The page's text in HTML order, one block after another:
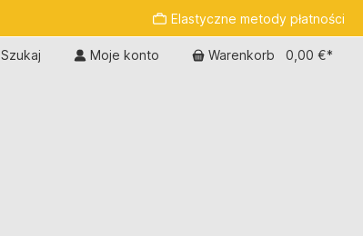
Elastyczne metody płatności
Szukaj Moje konto Warenkorb 0,00 €*